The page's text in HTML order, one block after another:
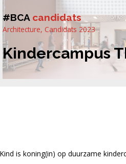
#BCA candidats
Architecture, Candidats 2023
Kindercampus
Kind is koning(in) op duurzame